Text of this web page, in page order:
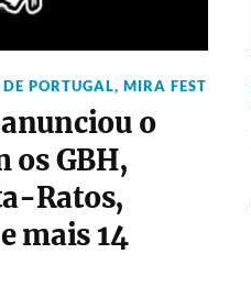
PORTUGAL, MIRA FEST
o
os GBH,
Ratos,
mais 14